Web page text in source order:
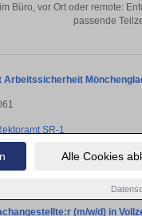
Alle Cookies
Büro, vor Ort oder remote:
passende
Arbeitssicherheit
SR-1
(m/w/d) in